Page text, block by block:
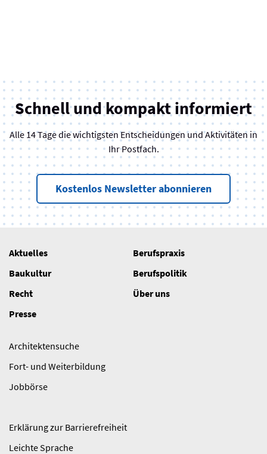
Schnell und kompakt informiert
Alle 14 Tage die wichtigsten Entscheidungen und Aktivitäten in
Ihr Postfach.
Kostenlos Newsletter abonnieren
Aktuelles
Berufspraxis
Baukultur
Berufspolitik
Recht
Über uns
Presse
Architektensuche
Fort- und Weiterbildung
Jobbörse
Erklärung zur Barrierefreiheit
Leichte Sprache